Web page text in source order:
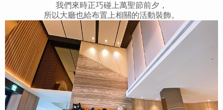
我們來時正巧碰上萬聖節前夕，
所以大廳也給布置上相關的活動裝飾。